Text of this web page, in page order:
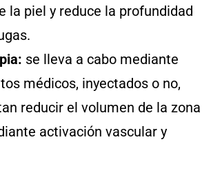
la piel y reduce la profundidad
se lleva a cabo mediante
médicos, inyectados o no,
reducir el volumen de la zona
activación vascular y